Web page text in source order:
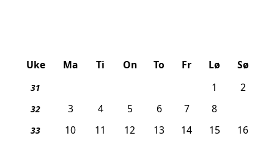
Uke Ma Ti On To Fr Lø Sø
31 1 2
32 3 4 5 6 7 8
33 10 11 12 13 14 15 16